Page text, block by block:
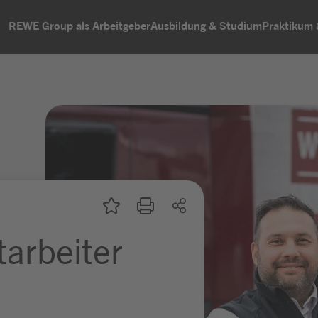
REWE Group als ArbeitgeberAusbildung & StudiumPraktikum